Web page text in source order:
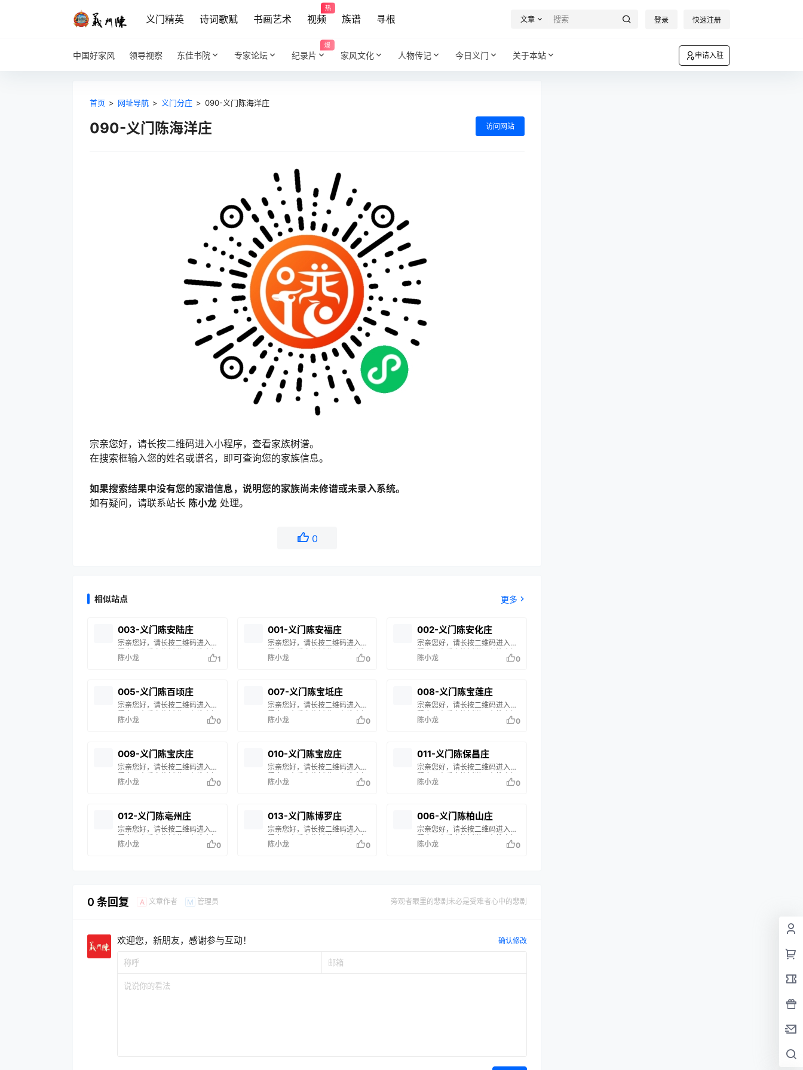
义门精英 诗词歌赋 书画艺术 视频
热
族谱 寻根 文章 登录 快速注册
中国好家风 领导视察 东佳书院 专家论坛 纪录片
爆
家风文化 人物传记 今日义门 关于本站 申请入驻
首页 > 网址导航 > 义门分庄 > 090-义门陈海洋庄
090-义门陈海洋庄 访问网站
宗亲您好，请长按二维码进入小程序，查看家族树谱。
在搜索框输入您的姓名或谱名，即可查询您的家族信息。
如果搜索结果中没有您的家谱信息，说明您的家族尚未修谱或未录入系统。
如有疑问，请联系站长 陈小龙 处理。
0
相似站点 更多
003-义门陈安陆庄
宗亲您好，请长按二维码进入小
程序，查看家族树谱。在搜索框
输入您的姓名或谱名，即可查询
族尚未修谱或未录入系统。如有
疑问，请联系站长 陈小龙 处
理。
陈小龙 1
001-义门陈安福庄
宗亲您好，请长按二维码进入小
程序，查看家族树谱。在搜索框
输入您的姓名或谱名，即可查询
族尚未修谱或未录入系统。如有
疑问，请联系站长 陈小龙 处
理。
陈小龙 0
002-义门陈安化庄
宗亲您好，请长按二维码进入小
程序，查看家族树谱。在搜索框
输入您的姓名或谱名，即可查询
族尚未修谱或未录入系统。如有
疑问，请联系站长 陈小龙 处
理。
陈小龙 0
005-义门陈百顷庄
宗亲您好，请长按二维码进入小
程序，查看家族树谱。在搜索框
输入您的姓名或谱名，即可查询
族尚未修谱或未录入系统。如有
疑问，请联系站长 陈小龙 处
理。
陈小龙 0
007-义门陈宝坻庄
宗亲您好，请长按二维码进入小
程序，查看家族树谱。在搜索框
输入您的姓名或谱名，即可查询
族尚未修谱或未录入系统。如有
疑问，请联系站长 陈小龙 处
理。
陈小龙 0
008-义门陈宝莲庄
宗亲您好，请长按二维码进入小
程序，查看家族树谱。在搜索框
输入您的姓名或谱名，即可查询
族尚未修谱或未录入系统。如有
疑问，请联系站长 陈小龙 处
理。
陈小龙 0
009-义门陈宝庆庄
宗亲您好，请长按二维码进入小
程序，查看家族树谱。在搜索框
输入您的姓名或谱名，即可查询
族尚未修谱或未录入系统。如有
疑问，请联系站长 陈小龙 处
理。
陈小龙 0
010-义门陈宝应庄
宗亲您好，请长按二维码进入小
程序，查看家族树谱。在搜索框
输入您的姓名或谱名，即可查询
族尚未修谱或未录入系统。如有
疑问，请联系站长 陈小龙 处
理。
陈小龙 0
011-义门陈保昌庄
宗亲您好，请长按二维码进入小
程序，查看家族树谱。在搜索框
输入您的姓名或谱名，即可查询
族尚未修谱或未录入系统。如有
疑问，请联系站长 陈小龙 处
理。
陈小龙 0
012-义门陈亳州庄
宗亲您好，请长按二维码进入小
程序，查看家族树谱。在搜索框
输入您的姓名或谱名，即可查询
陈小龙 0
013-义门陈博罗庄
宗亲您好，请长按二维码进入小
程序，查看家族树谱。在搜索框
输入您的姓名或谱名，即可查询
陈小龙 0
006-义门陈柏山庄
宗亲您好，请长按二维码进入小
程序，查看家族树谱。在搜索框
输入您的姓名或谱名，即可查询
陈小龙 0
0 条回复 A 文章作者 M 管理员 旁观者眼里的悲剧未必是受难者心中的悲剧
欢迎您，新朋友，感谢参与互动！ 确认修改